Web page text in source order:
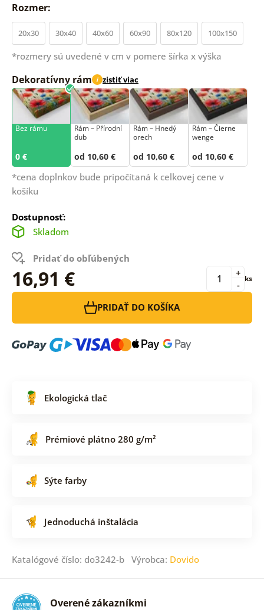
Rozmer:
20x30 30x40 40x60 60x90 80x120 100x150
*rozmery sú uvedené v cm v pomere šírka x výška
Dekoratívny rám i zistiť viac
Bez rámu
0 €
Rám –⁠⁠⁠⁠⁠⁠ Přírodní
dub
od 10,60 €
Rám – Hnedý
orech
od 10,60 €
Rám – Čierne
wenge
od 10,60 €
*cena doplnkov bude pripočítaná k celkovej cene v
košíku
Dostupnosť:
Skladom
Pridať do obľúbených
16,91 € -
+ ks
PRIDAŤ DO KOŠÍKA
Ekologická tlač
Prémiové plátno 280 g/m²
Sýte farby
Jednoduchá inštalácia
Katalógové číslo: do3242-b Výrobca: Dovido
Overené zákazníkmi